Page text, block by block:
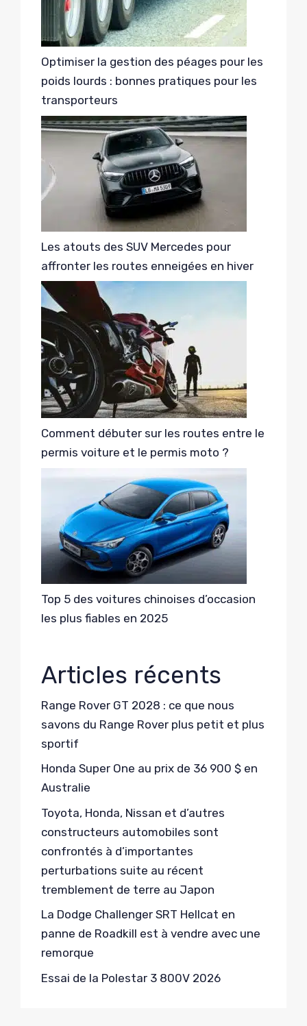
Optimiser la gestion des péages pour les
poids lourds : bonnes pratiques pour les
transporteurs
Les atouts des SUV Mercedes pour
affronter les routes enneigées en hiver
Comment débuter sur les routes entre le
permis voiture et le permis moto ?
Top 5 des voitures chinoises d’occasion
les plus fiables en 2025
Articles récents
Range Rover GT 2028 : ce que nous
savons du Range Rover plus petit et plus
sportif
Honda Super One au prix de 36 900 $ en
Australie
Toyota, Honda, Nissan et d’autres
constructeurs automobiles sont
confrontés à d’importantes
perturbations suite au récent
tremblement de terre au Japon
La Dodge Challenger SRT Hellcat en
panne de Roadkill est à vendre avec une
remorque
Essai de la Polestar 3 800V 2026